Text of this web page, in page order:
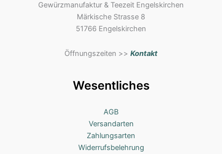
Gewürzmanufaktur & Teezeit Engelskirchen
Märkische Strasse 8
51766 Engelskirchen
Öffnungszeiten >> Kontakt
Wesentliches
AGB
Versandarten
Zahlungsarten
Widerrufsbelehrung